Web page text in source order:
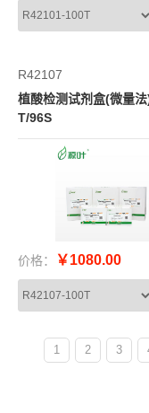
R42107
植酸检测试剂盒(微量
T/96S
价格： ￥1080.00
1 2 3